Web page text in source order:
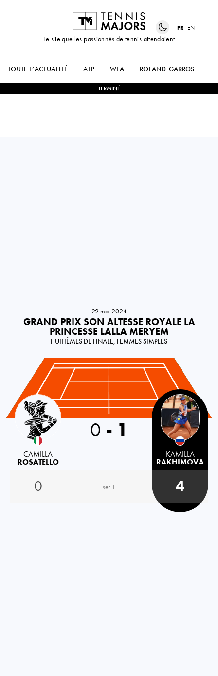
Le site que les passionnés de tennis attendaient
FR EN
TOUTE L’ACTUALITÉ ATP WTA ROLAND-GARROS
TERMINÉ
22 mai 2024
GRAND PRIX SON ALTESSE ROYALE LA
PRINCESSE LALLA MERYEM
HUITIÈMES DE FINALE, FEMMES SIMPLES
Italy
CAMILLA
ROSATELLO
0 - 1
KAMILLA
RAKHIMOVA
0 set 1 4